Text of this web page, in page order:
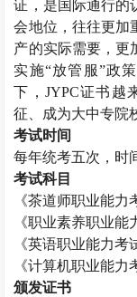
证，是国际通行的
会地位，往往更加
产的实际需要，更
实施“放管服”政
下， JYPC证书越
征、成为大中专院
考试时间
每年统考五次，时
考试科目
《茶道师职业能力
《职业素养职业能
《英语职业能力考
《计算机职业能力
颁发证书